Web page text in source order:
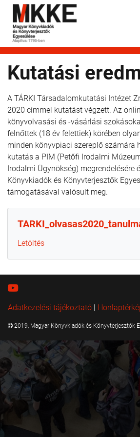
Kutatási
A TÁRKI Társadalomkutatási Intézet
2020 címmel kutatást végzett. Az
könyvolvasási és -vásárlási
felnőttek (18 év felettiek) körében
minden könyvpiaci szereplő számára
kutatás a PIM (Petőfi Irodalmi
Irodalmi Ügynökség) megrendelésére
Könyvkiadók és Könyvterjesztők
támogatásával valósult meg.
Letöltés
Adatkezelési tájékoztató |
2019, Magyar Könyvkiadók és Könyvterjesztők